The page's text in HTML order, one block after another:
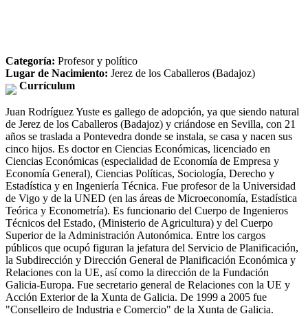
Categoría: Profesor y político
Lugar de Nacimiento: Jerez de los Caballeros (Badajoz)
Currículum
Juan Rodríguez Yuste es gallego de adopción, ya que siendo natural
de Jerez de los Caballeros (Badajoz) y criándose en Sevilla, con 21
años se traslada a Pontevedra donde se instala, se casa y nacen sus
cinco hijos. Es doctor en Ciencias Económicas, licenciado en
Ciencias Económicas (especialidad de Economía de Empresa y
Economía General), Ciencias Políticas, Sociología, Derecho y
Estadística y en Ingeniería Técnica. Fue profesor de la Universidad
de Vigo y de la UNED (en las áreas de Microeconomía, Estadística
Teórica y Econometría). Es funcionario del Cuerpo de Ingenieros
Técnicos del Estado, (Ministerio de Agricultura) y del Cuerpo
Superior de la Administración Autonómica. Entre los cargos
públicos que ocupó figuran la jefatura del Servicio de Planificación,
la Subdirección y Dirección General de Planificación Económica y
Relaciones con la UE, así como la dirección de la Fundación
Galicia-Europa. Fue secretario general de Relaciones con la UE y
Acción Exterior de la Xunta de Galicia. De 1999 a 2005 fue
"Conselleiro de Industria e Comercio" de la Xunta de Galicia.